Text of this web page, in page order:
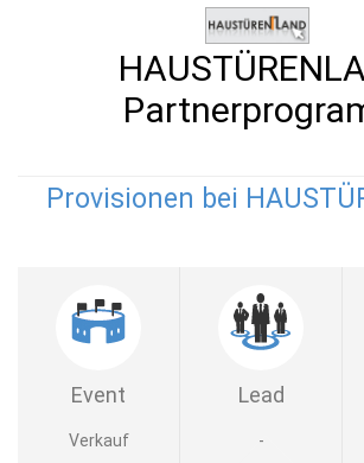
Provisionen bei
Event Lead
Verkauf -